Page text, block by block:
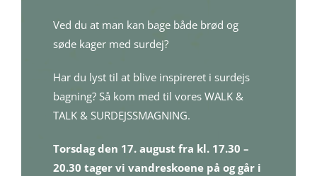
Ved du at man kan bage både brød og
søde kager med surdej?
Har du lyst til at blive inspireret i surdejs
bagning? Så kom med til vores WALK &
TALK & SURDEJSSMAGNING.
Torsdag den 17. august fra kl. 17.30 –
20.30 tager vi vandreskoene på og går i